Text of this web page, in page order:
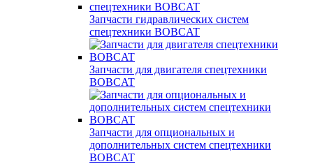
Запчасти гидравлических систем
спецтехники BOBCAT
Запчасти для двигателя спецтехники
BOBCAT
Запчасти для опциональных и
дополнительных систем спецтехники
BOBCAT